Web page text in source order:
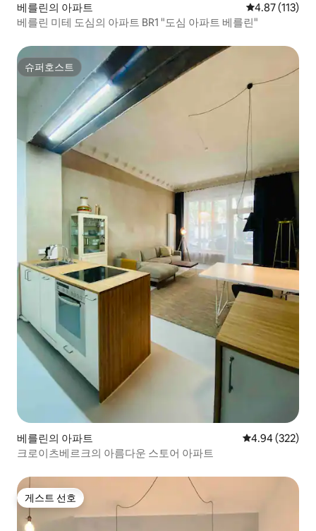
베를린의 아파트 평점 4.87점(5
4.87 (113)
베를린 미테 도심의 아파트 BR1 "도심 아파트 베를린"
슈퍼호스트
슈퍼호스트
베를린의 아파트 평점 4.94점(5
4.94 (322)
크로이츠베르크의 아름다운 스토어 아파트
게스트 선호
게스트 선호